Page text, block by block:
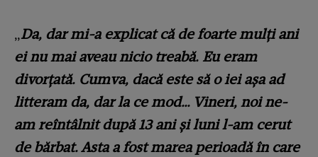
„Da, dar mi-a explicat că de foarte mulți ani
ei nu mai aveau nicio treabă. Eu eram
divorțată. Cumva, dacă este să o iei așa ad
litteram da, dar la ce mod… Vineri, noi ne-
am reîntâlnit după 13 ani și luni l-am cerut
de bărbat. Asta a fost marea perioadă în care